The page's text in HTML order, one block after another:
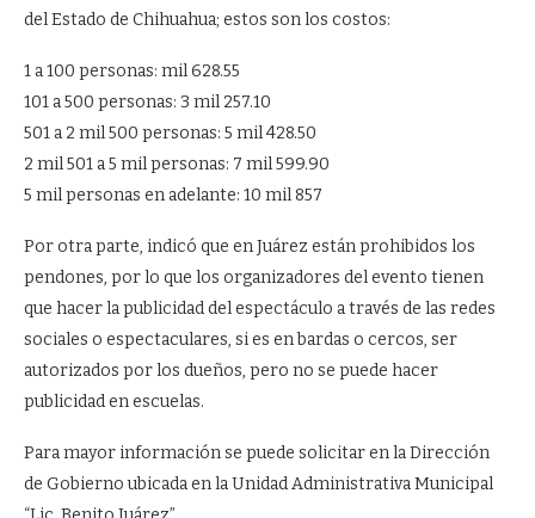
del Estado de Chihuahua; estos son los costos:
1 a 100 personas: mil 628.55
101 a 500 personas: 3 mil 257.10
501 a 2 mil 500 personas: 5 mil 428.50
2 mil 501 a 5 mil personas: 7 mil 599.90
5 mil personas en adelante: 10 mil 857
Por otra parte, indicó que en Juárez están prohibidos los
pendones, por lo que los organizadores del evento tienen
que hacer la publicidad del espectáculo a través de las redes
sociales o espectaculares, si es en bardas o cercos, ser
autorizados por los dueños, pero no se puede hacer
publicidad en escuelas.
Para mayor información se puede solicitar en la Dirección
de Gobierno ubicada en la Unidad Administrativa Municipal